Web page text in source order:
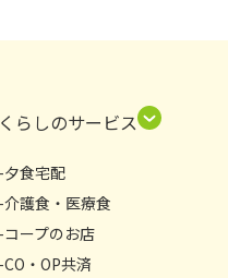
くらしのサービス
夕食宅配
介護食・医療食
コープのお店
CO・OP共済